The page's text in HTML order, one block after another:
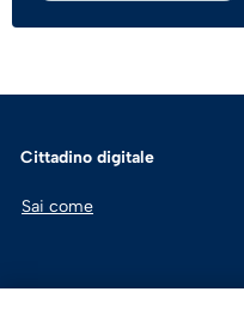
Cittadino digitale
Sai come